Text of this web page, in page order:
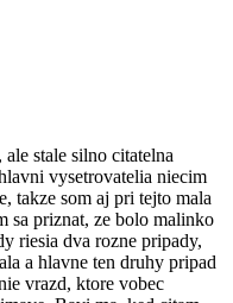
stale silno citatelna
vysetrovatelia niecim
takze som aj pri tejto mala
sa priznat, ze bolo malinko
riesia dva rozne pripady,
a hlavne ten druhy pripad
vrazd, ktore vobec